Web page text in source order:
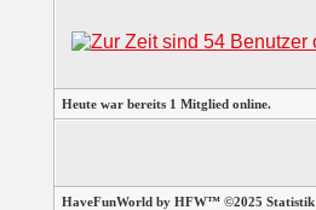
Heute war bereits 1 Mitglied online.
HaveFunWorld by HFW™ ©2025 Statistik